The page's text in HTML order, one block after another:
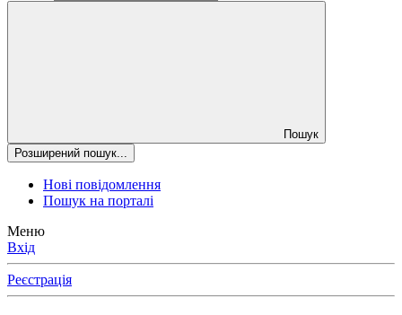
Пошук
Розширений пошук...
Нові повідомлення
Пошук на порталі
Меню
Вхід
Реєстрація